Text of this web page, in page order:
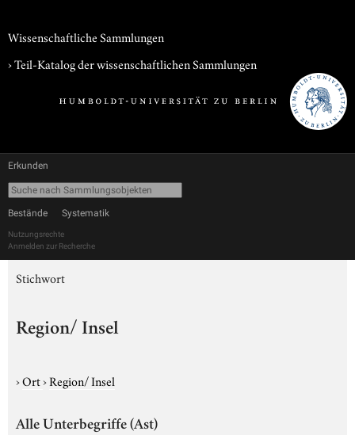
Wissenschaftliche Sammlungen
› Teil-Katalog der wissenschaftlichen Sammlungen
Erkunden
Bestände Systematik
Nutzungsrechte
Anmelden zur Recherche
Stichwort
Region/ Insel
›Ort›Region/ Insel
Alle Unterbegriffe (Ast)